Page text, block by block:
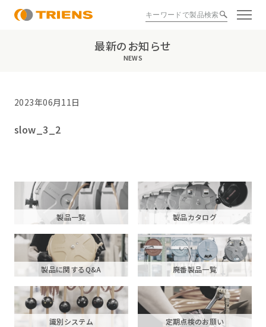
最新のお知らせ
NEWS
2023年06月11日
slow_3_2
製品一覧 製品カタログ
製品に関するQ&A 廃番製品一覧
識別システム 定期点検のお願い